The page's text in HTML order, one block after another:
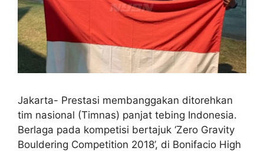
Jakarta- Prestasi membanggakan ditorehkan
tim nasional (Timnas) panjat tebing Indonesia.
Berlaga pada kompetisi bertajuk ‘Zero Gravity
Bouldering Competition 2018’, di Bonifacio High